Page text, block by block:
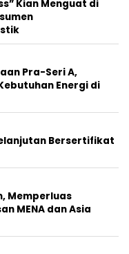
Kian Menguat di
Pra-Seri A,
Energi di
Bersertifikat
Memperluas
MENA dan Asia